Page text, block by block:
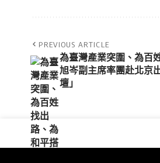
PREVIOUS ARTICLE
為臺灣產業突圍、為百
旭岑副主席率團赴北京
壇」